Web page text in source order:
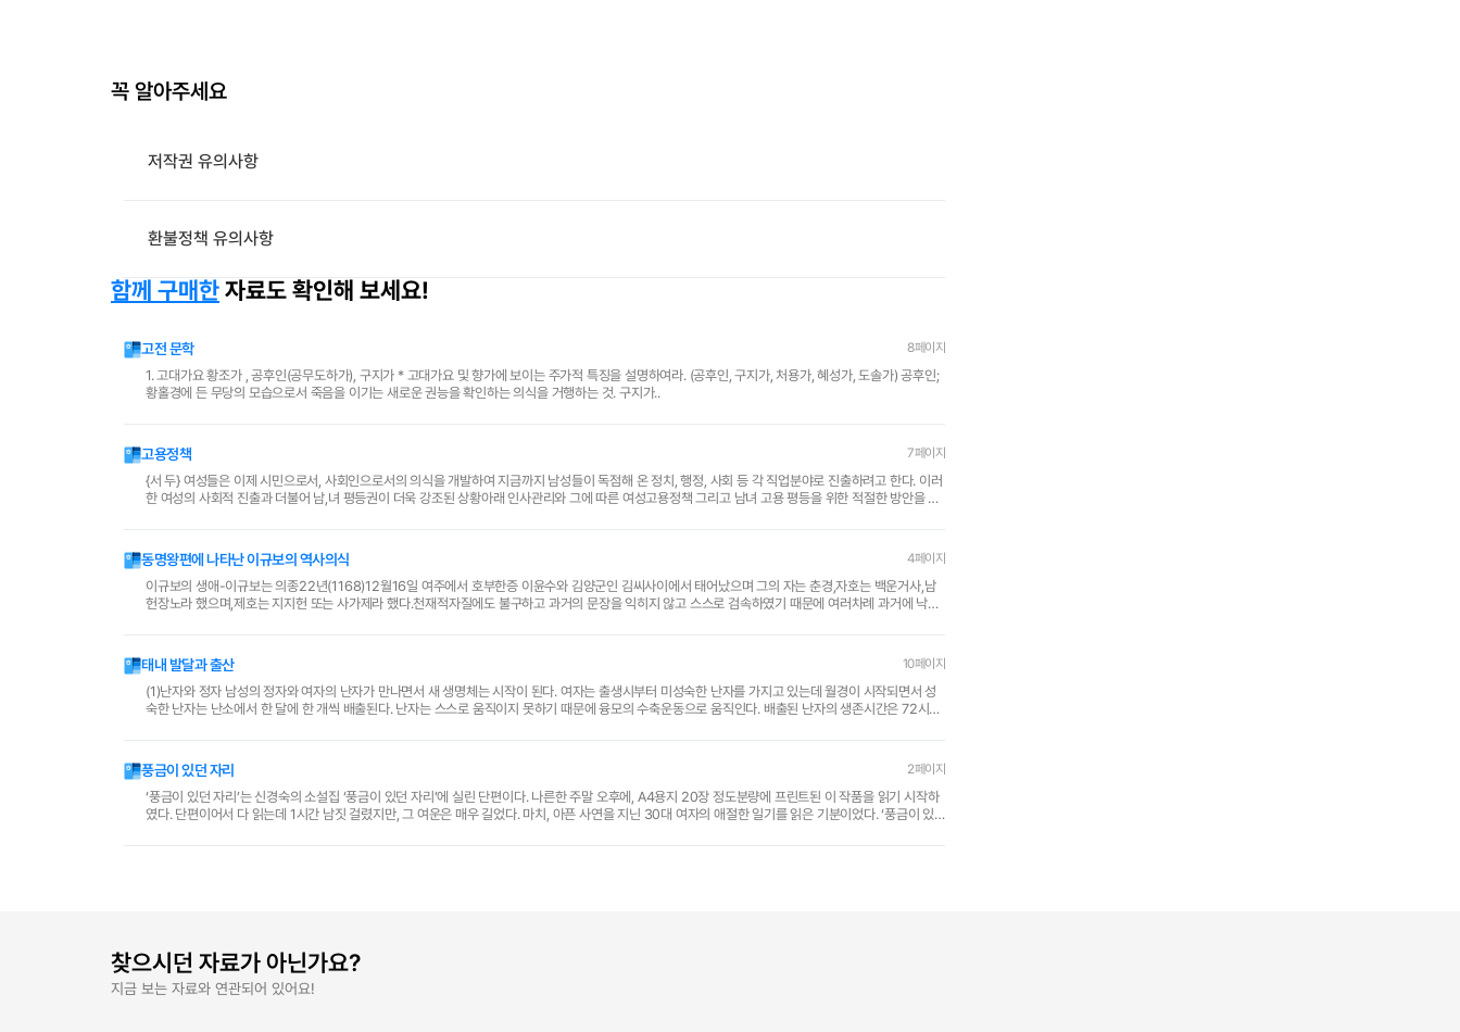
꼭 알아주세요
저작권 유의사항
환불정책 유의사항
함께 구매한자료도 확인해 보세요!
고전 문학 8페이지
1. 고대가요 황조가 , 공후인(공무도하가), 구지가 * 고대가요 및 향가에 보이는 주가적 특징을 설명하여라. (공후인, 구지가, 처용가, 혜성가, 도솔가) 공후인;
황홀경에 든 무당의 모습으로서 죽음을 이기는 새로운 권능을 확인하는 의식을 거행하는 것. 구지가..
고용정책 7페이지
{서 두} 여성들은 이제 시민으로서, 사회인으로서의 의식을 개발하여 지금까지 남성들이 독점해 온 정치, 행정, 사회 등 각 직업분야로 진출하려고 한다. 이러
한 여성의 사회적 진출과 더불어 남,녀 평등권이 더욱 강조된 상황아래 인사관리와 그에 따른 여성고용정책 그리고 남녀 고용 평등을 위한 적절한 방안을 제
동명왕편에 나타난 이규보의 역사의식 4페이지
이규보의 생애-이규보는 의종22년(1168)12월16일 여주에서 호부한증 이윤수와 김양군인 김씨사이에서 태어났으며 그의 자는 춘경,자호는 백운거사,남
헌장노라 했으며,제호는 지지헌 또는 사가제라 했다.천재적자질에도 불구하고 과거의 문장을 익히지 않고 스스로 검속하였기 때문에 여러차례 과거에 낙방
태내 발달과 출산 10페이지
(1)난자와 정자 남성의 정자와 여자의 난자가 만나면서 새 생명체는 시작이 된다. 여자는 출생시부터 미성숙한 난자를 가지고 있는데 월경이 시작되면서 성
숙한 난자는 난소에서 한 달에 한 개씩 배출된다. 난자는 스스로 움직이지 못하기 때문에 융모의 수축운동으로 움직인다. 배출된 난자의 생존시간은 72시간
풍금이 있던 자리 2페이지
‘풍금이 있던 자리’는 신경숙의 소설집 ‘풍금이 있던 자리’에 실린 단편이다. 나른한 주말 오후에, A4용지 20장 정도분량에 프린트된 이 작품을 읽기 시작하
였다. 단편이어서 다 읽는데 1시간 남짓 걸렸지만, 그 여운은 매우 길었다. 마치, 아픈 사연을 지닌 30대 여자의 애절한 일기를 읽은 기분이었다. ‘풍금이 있
찾으시던 자료가 아닌가요?
지금 보는 자료와 연관되어 있어요!